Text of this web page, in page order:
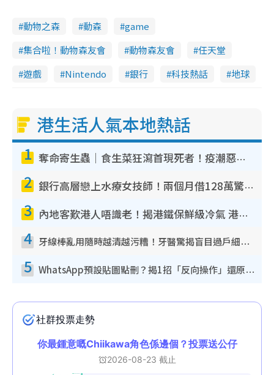
動物之森 動森
game
集合啦！動物森友會
動物森友會
任天堂
遊戲
Nintendo 銀行 科技熱話 地球
港生活人氣本地熱話
1 奪命寄生蟲｜食生菜狂瀉首現死者！疫潮惡化錄1.8萬宗病例 揭洗菜3大謬誤
2 銀行高層戀上水療女技師！兩個月借128萬驚覺「沉船」沉落火海 揭背後疑似邪教操控賣淫
3 內地客歎港人唔識老！揭港鐵保鮮級冷氣 港人求放過：咪投訴
4 牙線棒亂用隨時越清越污糟！牙醫驚揭盲目過戶細菌恐致蛀牙：呢種先係日常真保養
5 WhatsApp預設貼圖點刪？揭1招「反向操作」還原簡潔介面 附3步實測教學